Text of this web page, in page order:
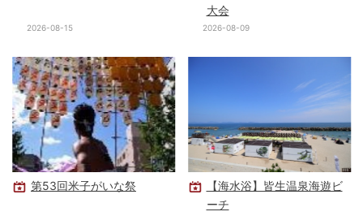
2026-08-15
大会
2026-08-09
第53回米子がいな祭
【海水浴】皆生温泉海遊ビ
ーチ